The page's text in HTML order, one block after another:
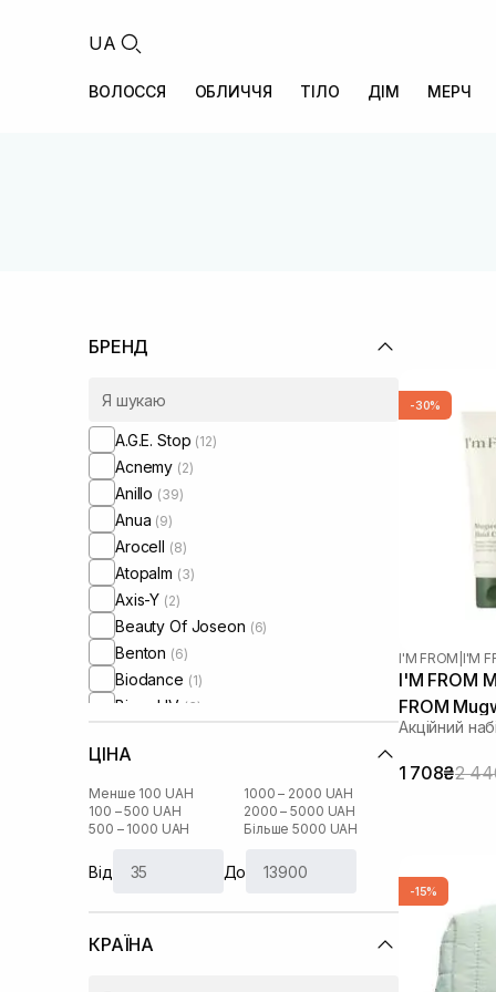
UA
ВОЛОССЯ ОБЛИЧЧЯ ТІЛО ДІМ МЕРЧ
БРЕНД
A.G.E. Stop (12)
Acnemy (2)
Anillo (39)
Anua (9)
Arocell (8)
Atopalm (3)
Axis-Y (2)
Beauty Of Joseon (6)
Benton (6)
Biodance (1)
Biore UV (3)
Braderm
By Wishtrend
Celimax(8)
Circadia (3)
Cos De Baha (32)
Crumb
Curly Angels
ЦІНА
Менше 100 UAH
100 – 500 UAH
500 – 1000 UAH
1000 – 2000 UAH
2000 – 5000 UAH
Більше 5000 UAH
Від До
КРАЇНА
-30%
I'M FROM I'M
I'M FROM
FROM
Акційний
1 708₴2
-15%